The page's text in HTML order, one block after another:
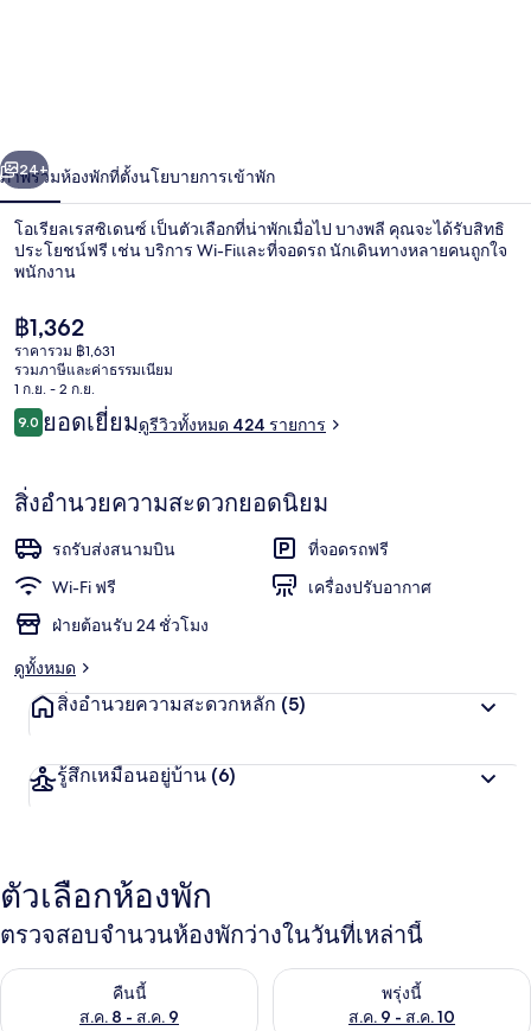
ซิ
เดน
ซ์
ฝ่ายต้อนรับ
า
ถัดไป
24+
ภาพรวมห้องพักที่ตั้งนโยบายการเข้าพัก
โอเรียลเรสซิเดนซ์ เป็นตัวเลือกที่น่าพักเมื่อไป บางพลี คุณจะได้รับสิทธิ
ประโยชน์ฟรี เช่น บริการ Wi-Fiและที่จอดรถ นักเดินทางหลายคนถูกใจ
พนักงาน
ราคา
ปัจจุบัน
฿1,362
฿1,362
ราคารวม ฿1,631
รวมภาษีและค่าธรรมเนียม
1 ก.ย. - 2 ก.ย.
รีวิว
9.09.0 จาก 10
ยอดเยี่ยมดูรีวิวทั้งหมด 424 รายการ
สิ่งอำนวยความสะดวกยอดนิยม
รถรับส่งสนามบิน
ที่จอดรถฟรี
Wi-Fi ฟรี
เครื่องปรับอากาศ
ฝ่ายต้อนรับ 24 ชั่วโมง
ดูทั้งหมด
สิ่งอำนวยความสะดวกหลัก (5)
รู้สึกเหมือนอยู่บ้าน (6)
ตัวเลือกห้องพัก
ตรวจสอบจำนวนห้องพักว่างในวันที่เหล่านี้
คืนนี้
ส.ค. 8 - ส.ค. 9
ตรวจสอบจำนวนห้องพักว่างในคืนนี้ ส.ค. 8 - ส.ค. 9พรุ่งนี้
ส.ค. 9 - ส.ค. 10
ตรวจสอบจำนวนห้องพักว่างใน